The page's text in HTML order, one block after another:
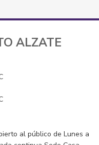
ALZATE
al público de Lunes a